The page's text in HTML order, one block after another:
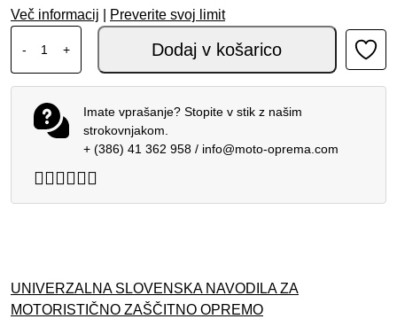
Več informacij Preverite svoj limit
-
OAKLEY MX OČALA AIRBRAKE MAXIME RENAUX
+ Dodaj v košarico
Imate vprašanje? Stopite v stik z našim
strokovnjakom.
+ (386) 41 362 958/ info@moto-oprema.com
UNIVERZALNA SLOVENSKA NAVODILA ZA
MOTORISTIČNO ZAŠČITNO OPREMO